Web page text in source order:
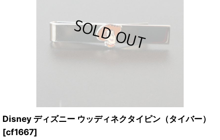
Disney ディズニー ウッディネクタイピン（タイバー）
[cf1667]